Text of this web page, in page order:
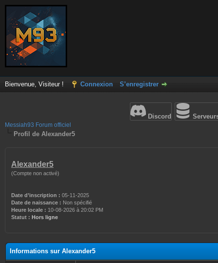
Bienvenue, Visiteur ! Connexion S’enregistrer
Discord
Messiah93 Forum officiel
Profil de Alexander5
Alexander5
(Compte non activé)
Date d’inscription : 05-11-2025
Date de naissance : Non spécifié
Heure locale : 10-08-2026 à 20:02 PM
Statut : Hors ligne
Informations sur Alexander5